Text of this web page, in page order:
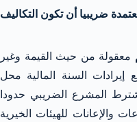
ضريبيا أن تكون التكاليف
معقولة من حيث القيمة وغير
السنة المالية محل
المشرع الضريبي حدودا
والإعانات للهيئات الخيرية